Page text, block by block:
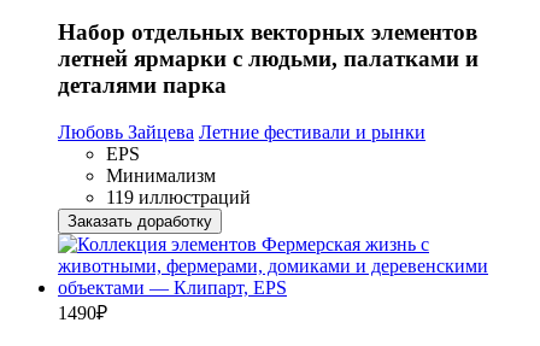
Набор отдельных векторных элементов
летней ярмарки с людьми, палатками и
деталями парка
Любовь Зайцева Летние фестивали и рынки
EPS
Минимализм
119 иллюстраций
Заказать доработку
1490₽